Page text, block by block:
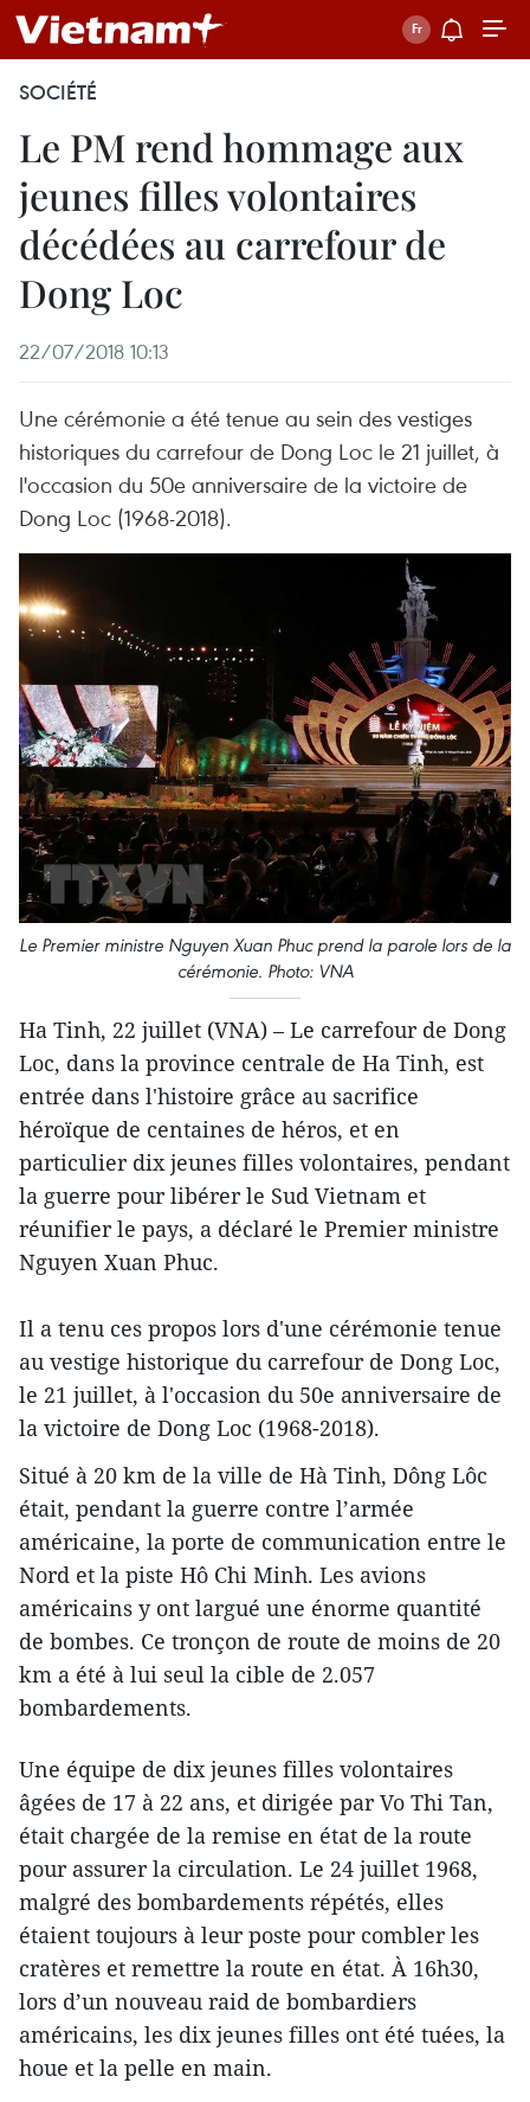
SOCIÉTÉ
Le PM rend hommage aux
jeunes filles volontaires
décédées au carrefour de
Dong Loc
22/07/2018 10:13
Une cérémonie a été tenue au sein des vestiges
historiques du carrefour de Dong Loc le 21 juillet, à
l'occasion du 50e anniversaire de la victoire de
Dong Loc (1968-2018).
Le Premier ministre Nguyen Xuan Phuc prend la parole lors de la
cérémonie. Photo: VNA
Ha Tinh, 22 juillet (VNA) – Le carrefour de Dong
Loc, dans la province centrale de Ha Tinh, est
entrée dans l'histoire grâce au sacrifice
héroïque de centaines de héros, et en
particulier dix jeunes filles volontaires, pendant
la guerre pour libérer le Sud Vietnam et
réunifier le pays, a déclaré le Premier ministre
Nguyen Xuan Phuc.
Il a tenu ces propos lors d'une cérémonie tenue
au vestige historique du carrefour de Dong Loc,
le 21 juillet, à l'occasion du 50e anniversaire de
la victoire de Dong Loc (1968-2018).
Situé à 20 km de la ville de Hà Tinh, Dông Lôc
était, pendant la guerre contre l’armée
américaine, la porte de communication entre le
Nord et la piste Hô Chi Minh. Les avions
américains y ont largué une énorme quantité
de bombes. Ce tronçon de route de moins de 20
km a été à lui seul la cible de 2.057
bombardements.
Une équipe de dix jeunes filles volontaires
âgées de 17 à 22 ans, et dirigée par Vo Thi Tan,
était chargée de la remise en état de la route
pour assurer la circulation. Le 24 juillet 1968,
malgré des bombardements répétés, elles
étaient toujours à leur poste pour combler les
cratères et remettre la route en état. À 16h30,
lors d’un nouveau raid de bombardiers
américains, les dix jeunes filles ont été tuées, la
houe et la pelle en main.